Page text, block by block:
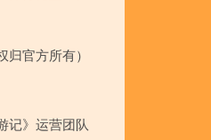
归官方所有）
记》运营团队